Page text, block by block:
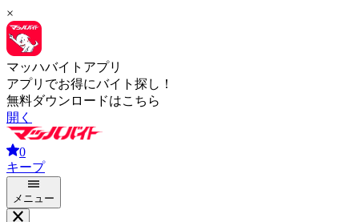
×
マッハバイトアプリ
アプリでお得にバイト探し！
無料ダウンロードはこちら
開く
0
キープ
メニュー